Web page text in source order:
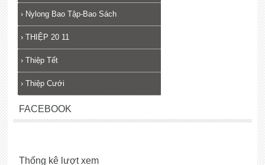
› Nylong Bao Tập-Bao Sách
› THIỆP 20 11
› Thiệp Tết
› Thiệp Cưới
FACEBOOK
Thống kê lượt xem